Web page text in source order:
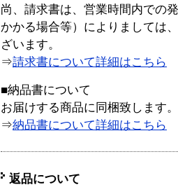
尚、請求書は、営業時間内での
かかる場合等）によりましては
ざいます。
⇒請求書について詳細はこちら
■納品書について
お届けする商品に同梱致します。
⇒納品書について詳細はこちら
返品について